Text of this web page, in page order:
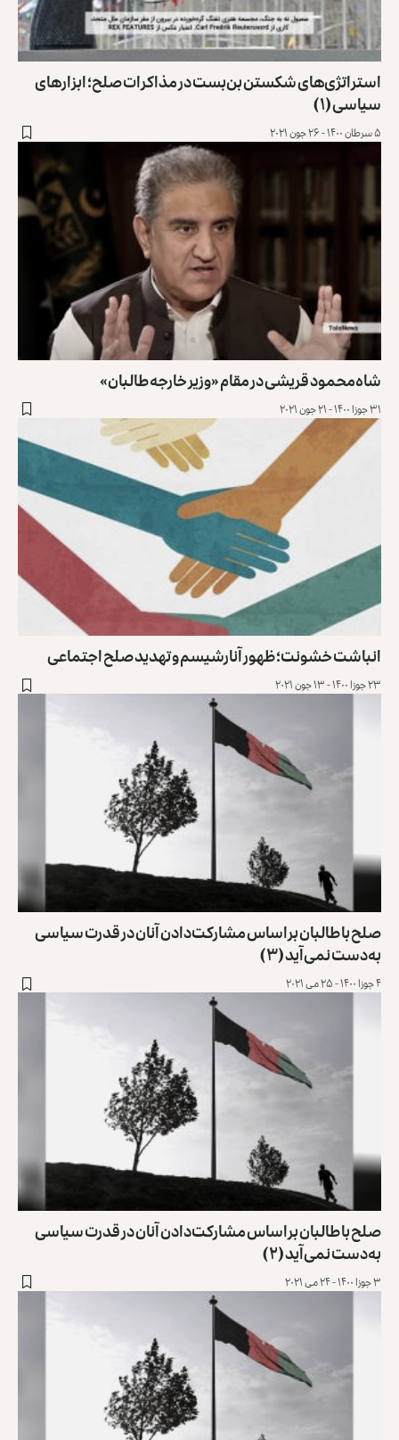
استراتژی‌های شکستن بن‌بست در مذاکرات صلح؛ ابزارهای
سیاسی (۱)
۵ سرطان ۱۴۰۰ - ۲۶ جون ۲۰۲۱
شاه‌محمود قریشی در مقام «وزیر خارجه طالبان»
۳۱ جوزا ۱۴۰۰ - ۲۱ جون ۲۰۲۱
انباشت خشونت؛ ظهور آنارشیسم و تهدید صلح اجتماعی
۲۳ جوزا ۱۴۰۰ - ۱۳ جون ۲۰۲۱
صلح با طالبان براساس مشارکت‌دادن آنان در قدرت سیاسی
به‌دست نمی‌آید (۳)
۴ جوزا ۱۴۰۰ - ۲۵ می ۲۰۲۱
صلح با طالبان براساس مشارکت‌دادن آنان در قدرت سیاسی
به‌دست نمی‌آید (۲)
۳ جوزا ۱۴۰۰ - ۲۴ می ۲۰۲۱